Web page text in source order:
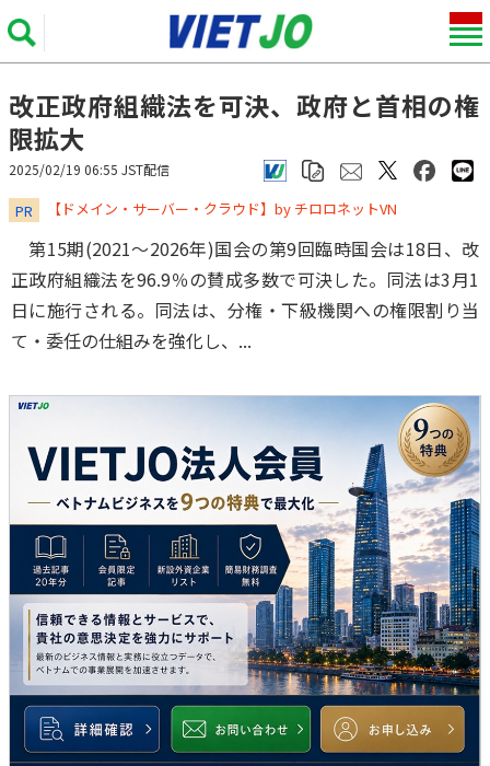
改正政府組織法を可決、政府と首相の権
限拡大
2025/02/19 06:55 JST配信
PR ​​​​​​​【ドメイン・サーバー・クラウド】by チロロネットVN
第15期(2021～2026年)国会の第9回臨時国会は18日、改
正政府組織法を96.9％の賛成多数で可決した。同法は3月1
日に施行される。同法は、分権・下級機関への権限割り当
て・委任の仕組みを強化し、...